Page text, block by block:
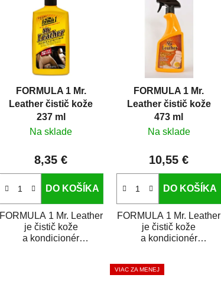
FORMULA 1 Mr.
Leather čistič kože
237 ml
Na sklade
8,35 €
DO KOŠÍKA
FORMULA 1 Mr. Leather
je čistič kože
a kondicionér
FORMULA 1 Mr.
Leather čistič kože
473 ml
Na sklade
10,55 €
DO KOŠÍKA
FORMULA 1 Mr. Leather
je čistič kože
a kondicionér
a bráni jej...
VIAC ZA MENEJ